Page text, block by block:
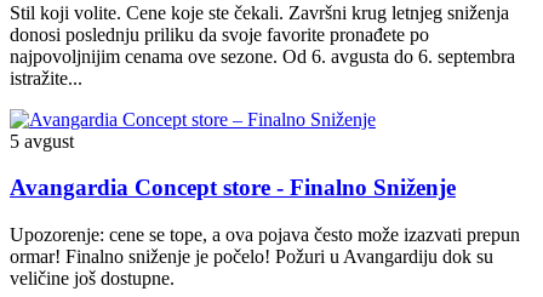
Stil koji volite. Cene koje ste čekali. Završni krug letnjeg sniženja
donosi poslednju priliku da svoje favorite pronađete po
najpovoljnijim cenama ove sezone. Od 6. avgusta do 6. septembra
istražite...
5 avgust
Avangardia Concept store - Finalno Sniženje
Upozorenje: cene se tope, a ova pojava često može izazvati prepun
ormar! Finalno sniženje je počelo! Požuri u Avangardiju dok su
veličine još dostupne.